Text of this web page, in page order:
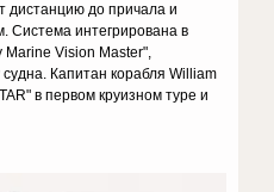
дистанцию до причала и
Система интегрирована в
Marine Vision Master",
Капитан корабля William
в первом круизном туре и